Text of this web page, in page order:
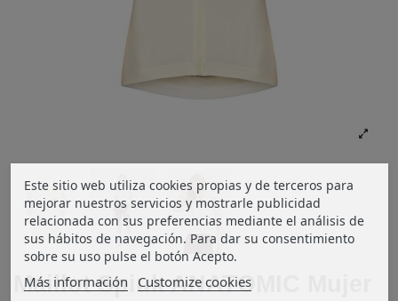
Maillot Spiuk ANATOMIC Mujer
Este sitio web utiliza cookies propias y de terceros para
mejorar nuestros servicios y mostrarle publicidad
relacionada con sus preferencias mediante el análisis de
sus hábitos de navegación. Para dar su consentimiento
sobre su uso pulse el botón Acepto.
Más información Customize cookies